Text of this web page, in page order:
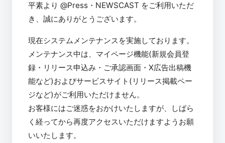
平素より @Press・NEWSCAST をご利用いただ
き、誠にありがとうございます。
現在システムメンテナンスを実施しております。
メンテナンス中は、マイページ機能(新規会員登
録・リリース申込み・ご承認画面・X広告出稿機
能など)およびサービスサイト(リリース掲載ペー
ジなど)がご利用いただけません。
お客様にはご迷惑をおかけいたしますが、しばら
く経ってから再度アクセスいただけますようお願
いいたします。